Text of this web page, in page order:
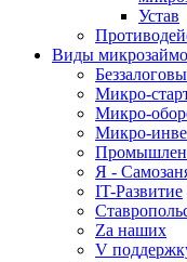
Устав
Виды
Микро-
Микро-
Микро-
Я -
IT-Развитие
Za наших
V